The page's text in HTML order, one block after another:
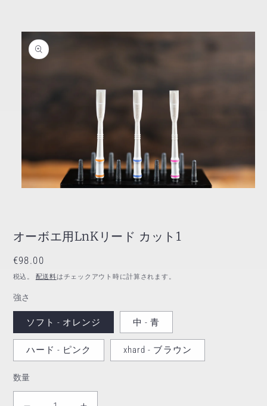
オーボエ用LnKリード カット1
通常価格
€98.00
税込。 配送料はチェックアウト時に計算されます。
強さ
ソフト - オレンジ 中 - 青
ハード - ピンク xhard - ブラウン
数量
数量